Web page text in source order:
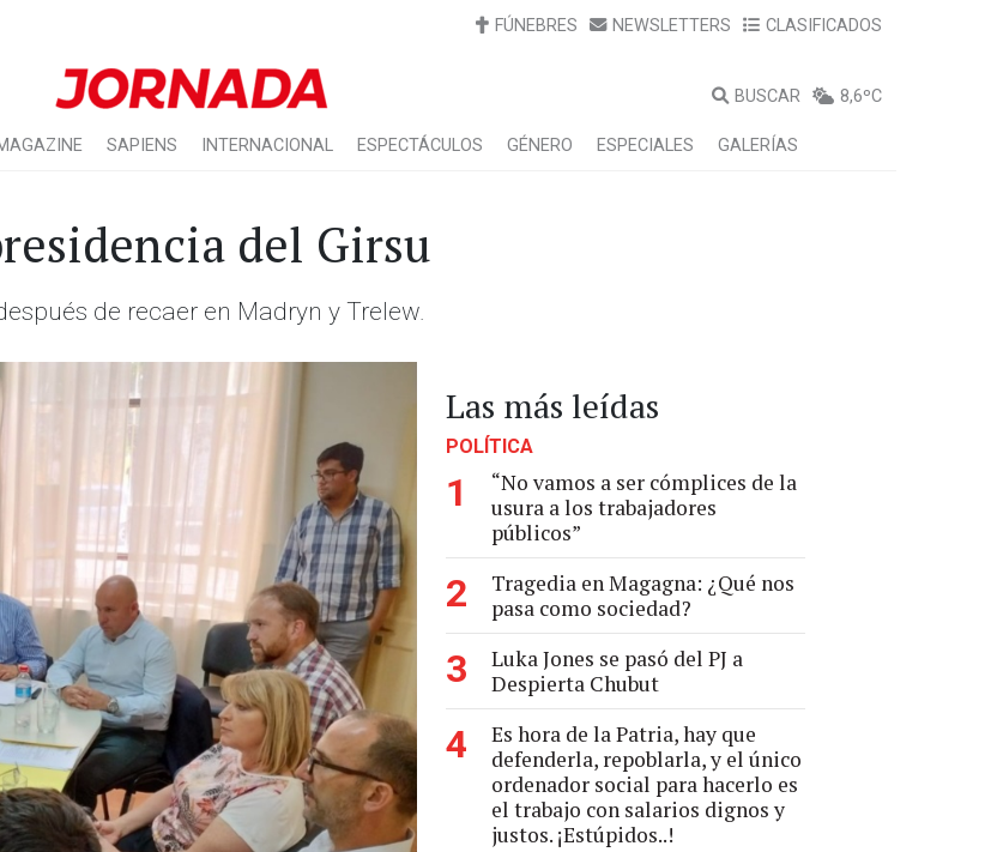
FÚNEBRES NEWSLETTERS CLASIFICADOS
BUSCAR 8,6ºC
SAPIENS INTERNACIONAL ESPECTÁCULOS GÉNERO ESPECIALES GALERÍAS
del Girsu
de recaer en Madryn y Trelew.
Las más leídas
POLÍTICA
1
“No vamos a ser cómplices de la
usura a los trabajadores
públicos”
2
Tragedia en Magagna: ¿Qué nos
pasa como sociedad?
3
Luka Jones se pasó del PJ a
Despierta Chubut
4
Es hora de la Patria, hay que
defenderla, repoblarla, y el único
ordenador social para hacerlo es
el trabajo con salarios dignos y
justos. ¡Estúpidos..!